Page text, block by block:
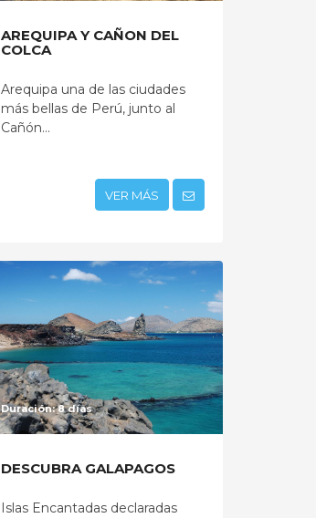
AREQUIPA Y CAÑON DEL
COLCA
Arequipa una de las ciudades
más bellas de Perú, junto al
Cañón...
VER MÁS
Duración: 8 días
DESCUBRA GALAPAGOS
Islas Encantadas declaradas